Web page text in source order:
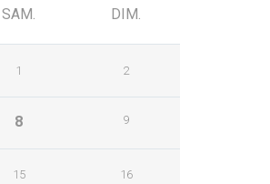
SAM. DIM.
1 2
8 9
15 16